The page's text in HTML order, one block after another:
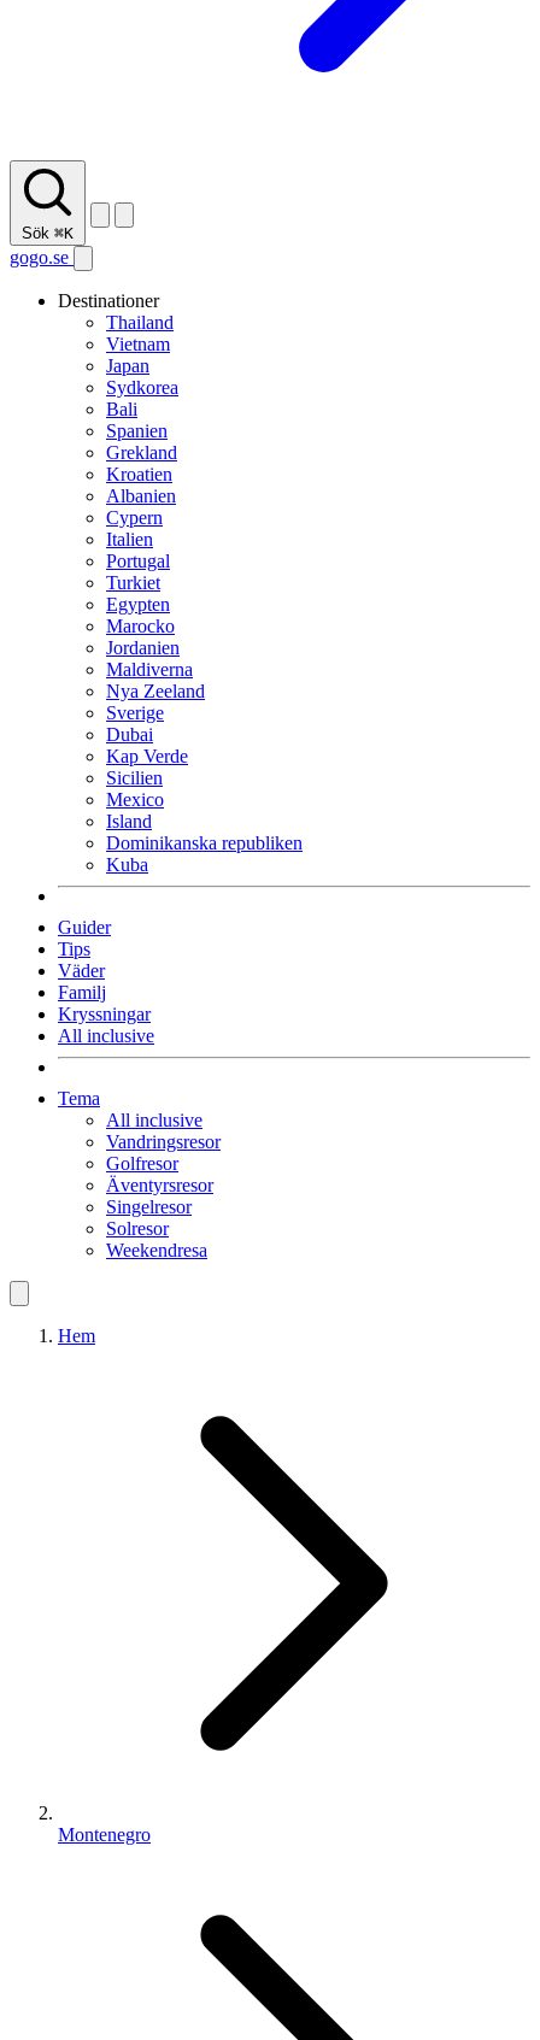
Sök ⌘K
gogo.se
Destinationer
Thailand
Vietnam
Japan
Sydkorea
Bali
Spanien
Grekland
Kroatien
Albanien
Cypern
Italien
Portugal
Turkiet
Egypten
Marocko
Jordanien
Maldiverna
Nya Zeeland
Sverige
Dubai
Kap Verde
Sicilien
Mexico
Island
Dominikanska republiken
Kuba
Guider
Tips
Väder
Familj
Kryssningar
All inclusive
Tema
All inclusive
Vandringsresor
Golfresor
Äventyrsresor
Singelresor
Solresor
Weekendresa
Hem
Montenegro